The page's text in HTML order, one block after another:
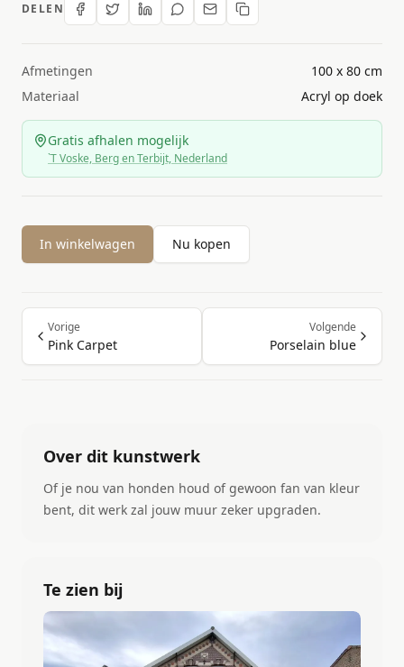
DELEN
Afmetingen
100 x 80 cm
Materiaal
Acryl op doek
Gratis afhalen mogelijk
`T Voske, Berg en Terbijt, Nederland
In winkelwagen Nu kopen
Vorige
Pink Carpet
Volgende
Porselain blue
Over dit kunstwerk
Of je nou van honden houd of gewoon fan van kleur
bent, dit werk zal jouw muur zeker upgraden.
Te zien bij